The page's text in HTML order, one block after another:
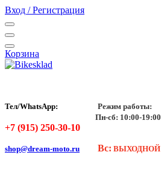
Вход / Регистрация
Корзина
Тел/WhatsApp:
Режим работы:
Пн-сб: 10:00-19:00
+7 (915) 250-30-10
shop@dream-moto.ru Вс: ВЫХОДНОЙ